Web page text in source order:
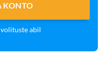
KONTO
abil